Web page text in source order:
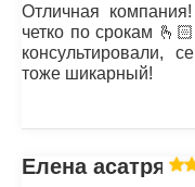
Отличная
четко по срокам
консультировали,
тоже шикарный!
Елена асатрян